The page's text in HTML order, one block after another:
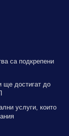
са подкрепени
ще достигат до
услуги, които